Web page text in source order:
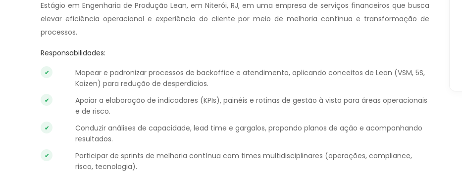
Estágio em Engenharia de Produção Lean, em Niterói, RJ, em uma empresa de serviços financeiros que busca
elevar eficiência operacional e experiência do cliente por meio de melhoria contínua e transformação de
processos.
Responsabilidades:
Mapear e padronizar processos de backoffice e atendimento, aplicando conceitos de Lean (VSM, 5S,
Kaizen) para redução de desperdícios.
Apoiar a elaboração de indicadores (KPIs), painéis e rotinas de gestão à vista para áreas operacionais
e de risco.
Conduzir análises de capacidade, lead time e gargalos, propondo planos de ação e acompanhando
resultados.
Participar de sprints de melhoria contínua com times multidisciplinares (operações, compliance,
risco, tecnologia).